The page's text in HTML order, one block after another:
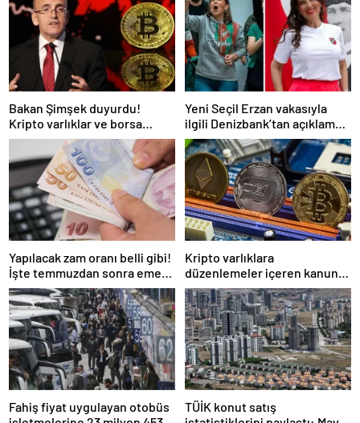
Bakan Şimşek duyurdu!
Kripto varlıklar ve borsa
kazançlarına vergi geliyor
Yeni Seçil Erzan vakasıyla
ilgili Denizbank’tan açıklama
var: Biz biraz günah keçisi
olduk
Yapılacak zam oranı belli gibi!
İşte temmuzdan sonra emekli
ve memurun alacağı maaş
Kripto varlıklara
düzenlemeler içeren kanun
teklifi TBMM’de kabul edilerek
yasalaştı
Fahiş fiyat uygulayan otobüs
TÜİK konut satış